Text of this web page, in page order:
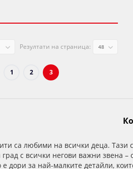
Резултати на страница:
1 2 3
са любими на всички деца. Тази
с всички негови важни звена
дори за най-малките детайли,